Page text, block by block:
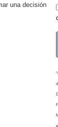
una decisión